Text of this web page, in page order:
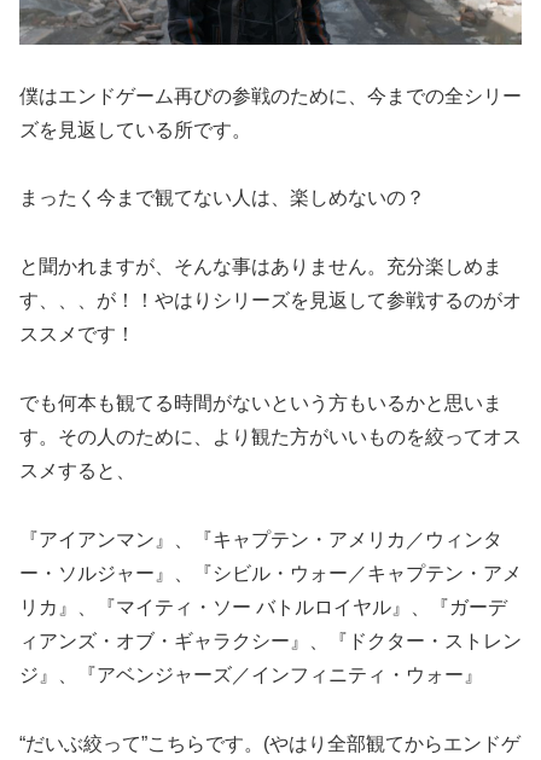
僕はエンドゲーム再びの参戦のために、今までの全シリー
ズを見返している所です。
まったく今まで観てない人は、楽しめないの？
と聞かれますが、そんな事はありません。充分楽しめま
す、、、が！！やはりシリーズを見返して参戦するのがオ
ススメです！
でも何本も観てる時間がないという方もいるかと思いま
す。その人のために、より観た方がいいものを絞ってオス
スメすると、
『アイアンマン』、『キャプテン・アメリカ／ウィンタ
ー・ソルジャー』、『シビル・ウォー／キャプテン・アメ
リカ』、『マイティ・ソー バトルロイヤル』、『ガーデ
ィアンズ・オブ・ギャラクシー』、『ドクター・ストレン
ジ』、『アベンジャーズ／インフィニティ・ウォー』
“だいぶ絞って”こちらです。(やはり全部観てからエンドゲ